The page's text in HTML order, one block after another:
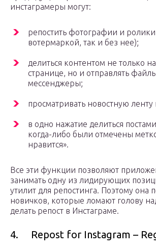
инстаграмеры могут:
репостить фотографии и ролики
вотермаркой, так и без нее);
делиться контентом не только
странице, но и отправлять
мессенджеры;
просматривать новостную ленту
в одно нажатие делиться
когда-либо были отмечены
нравится».
Все эти функции позволяют
занимать одну из лидирующих
утилит для репостинга. Поэтому она
новичков, которые ломают голову
делать репост в Инстаграме.
4. Repost for Instagram –